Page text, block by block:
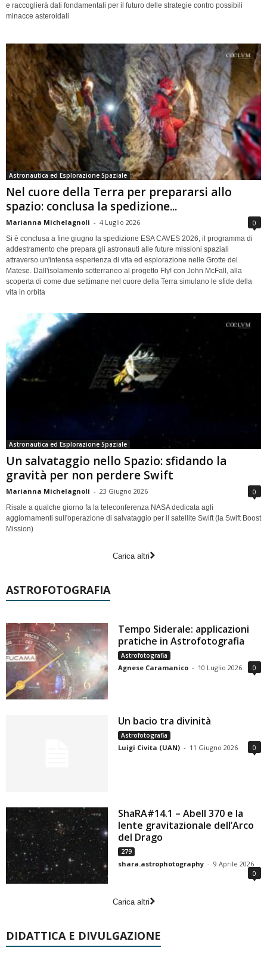
e raccoglierà dati fondamentali per il futuro delle strategie contro possibili
minacce asteroidali
Astronautica ed Esplorazione Spaziale
Nel cuore della Terra per prepararsi allo
spazio: conclusa la spedizione...
Marianna Michelagnoli - 4 Luglio 2026 0
Si è conclusa a fine giugno la spedizione ESA CAVES 2026, il programma di
addestramento che prepara gli astronauti alle future missioni spaziali
attraverso un'intensa esperienza di vita ed esplorazione nelle Grotte del
Matese. Dall'isolamento sotterraneo al progetto Fly! con John McFall, alla
scoperta di come due settimane nel cuore della Terra simulano le sfide della
vita in orbita
Astronautica ed Esplorazione Spaziale
Un salvataggio nello Spazio: sfidando la
gravità per non perdere Swift
Marianna Michelagnoli - 23 Giugno 2026 0
Risale a qualche giorno fa la teleconferenza NASA dedicata agli
aggiornamenti sull'operazione di salvataggio per il satellite Swift (la Swift Boost
Mission)
Carica altri
ASTROFOTOGRAFIA
Tempo Siderale: applicazioni
pratiche in Astrofotografia
Astrofotografia
Agnese Caramanico - 10 Luglio 2026 0
Un bacio tra divinità
Astrofotografia
Luigi Civita (UAN) - 11 Giugno 2026 0
ShaRA#14.1 – Abell 370 e la
lente gravitazionale dell’Arco
del Drago
279
shara.astrophotography - 9 Aprile 2026
0
Carica altri
DIDATTICA E DIVULGAZIONE